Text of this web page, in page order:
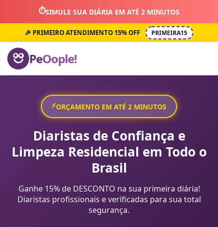
⏱️SIMULE SUA DIÁRIA EM ATÉ 2 MINUTOS
🎉 PRIMEIRO ATENDIMENTO 15% OFF PRIMEIRA15
PeOople!
⚡ORÇAMENTO EM ATÉ 2 MINUTOS
Diaristas de Confiança e
Limpeza Residencial em Todo o
Brasil
Ganhe 15% de DESCONTO na sua primeira diária!
Diaristas profissionais e verificadas para sua total
segurança.